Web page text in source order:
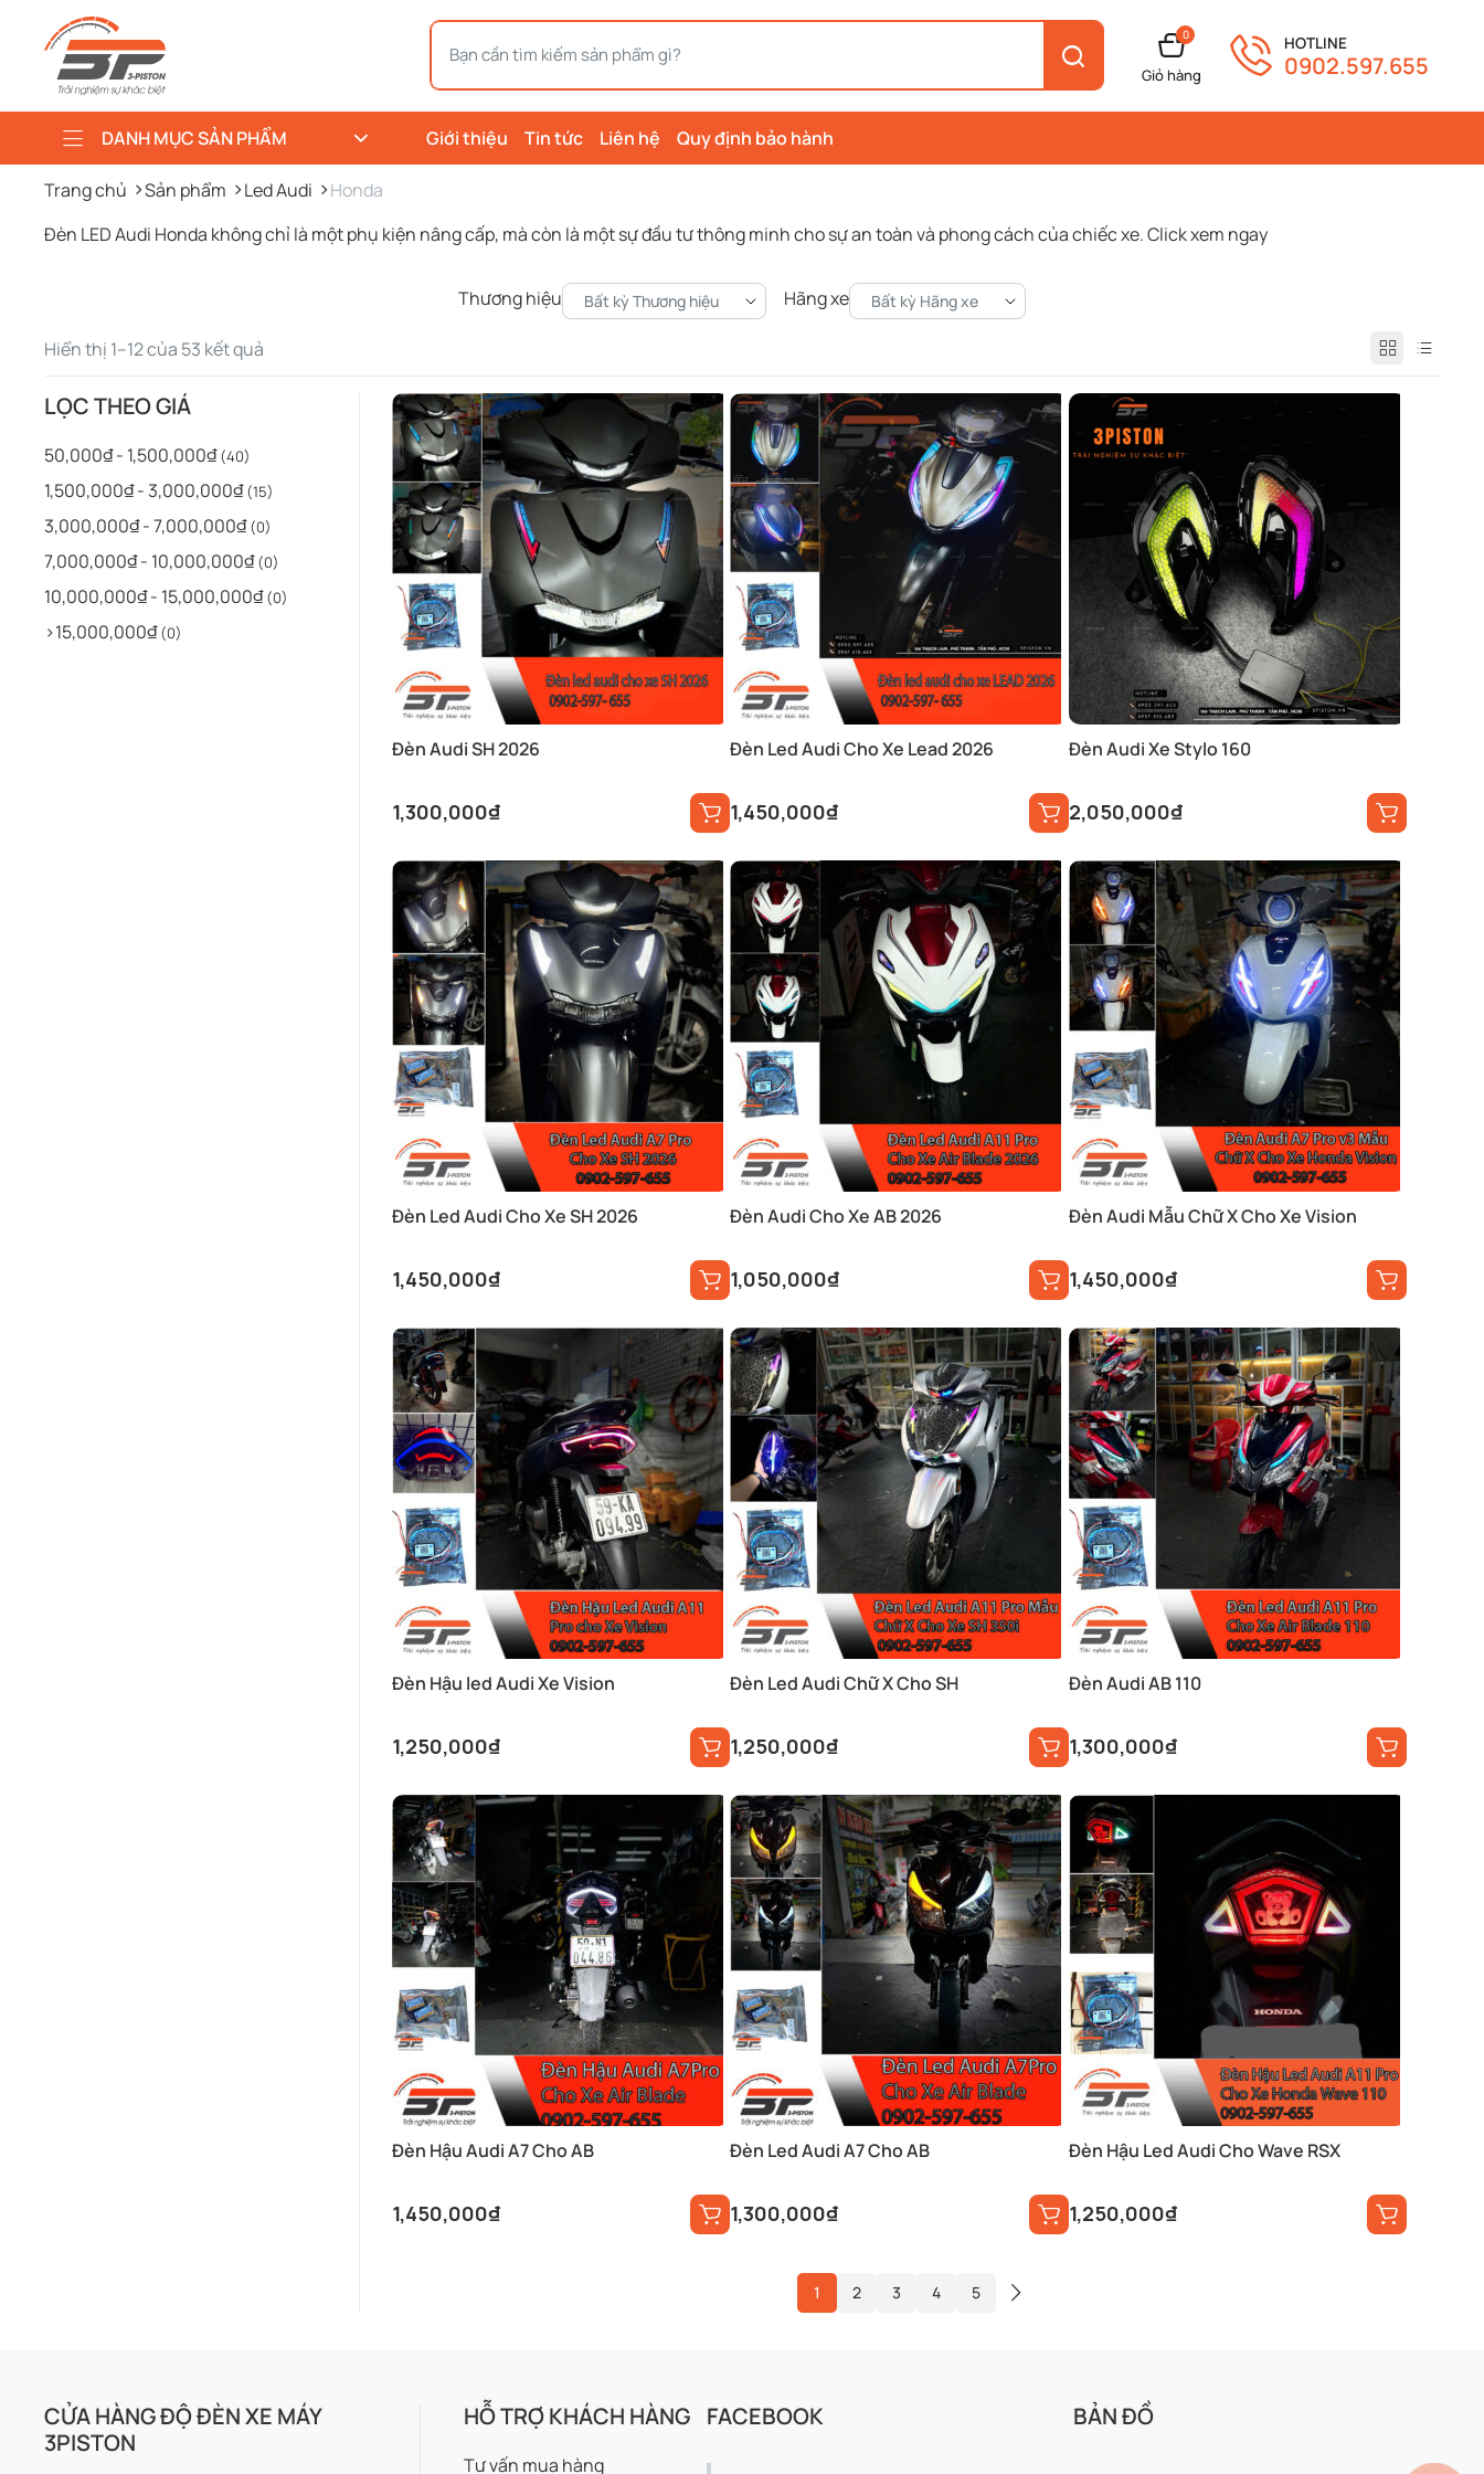
0
Giỏ hàng
HOTLINE
0902.597.655
DANH MỤC SẢN PHẨM Giới thiệu Tin tức Liên hệ Quy định bảo hành
Trang chủ Sản phẩm Led Audi
Honda
Đèn LED Audi Honda không chỉ là một phụ kiện nâng cấp, mà còn là một sự đầu tư thông minh cho sự an toàn và phong cách của chiếc xe. Click xem ngay
Thương hiệu Bất kỳ Thương hiệu Hãng xe Bất kỳ Hãng xe
Hiển thị 1–12 của 53 kết quả
sắp
nhất
Đèn Audi SH 2026
1,300,000₫
Đèn Led Audi Cho Xe Lead 2026
1,450,000₫
Đèn Audi Xe Stylo 160
2,050,000₫
Đèn Led Audi Cho Xe SH 2026
1,450,000₫
Đèn Audi Cho Xe AB 2026
1,050,000₫
Đèn Audi Mẫu Chữ X Cho Xe Vision
1,450,000₫
Đèn Hậu led Audi Xe Vision
1,250,000₫
Đèn Led Audi Chữ X Cho SH
1,250,000₫
Đèn Audi AB 110
1,300,000₫
Đèn Hậu Audi A7 Cho AB
1,450,000₫
Đèn Led Audi A7 Cho AB
1,300,000₫
Đèn Hậu Led Audi Cho Wave RSX
1,250,000₫
1 2 3 4 5
LỌC THEO GIÁ
50,000₫ - 1,500,000₫ (40)
1,500,000₫ - 3,000,000₫ (15)
3,000,000₫ - 7,000,000₫ (0)
7,000,000₫ - 10,000,000₫ (0)
10,000,000₫ - 15,000,000₫ (0)
>15,000,000₫ (0)
CỬA HÀNG ĐỘ ĐÈN XE MÁY
3PISTON
HỖ TRỢ KHÁCH HÀNG
Tư vấn mua hàng
FACEBOOK BẢN ĐỒ